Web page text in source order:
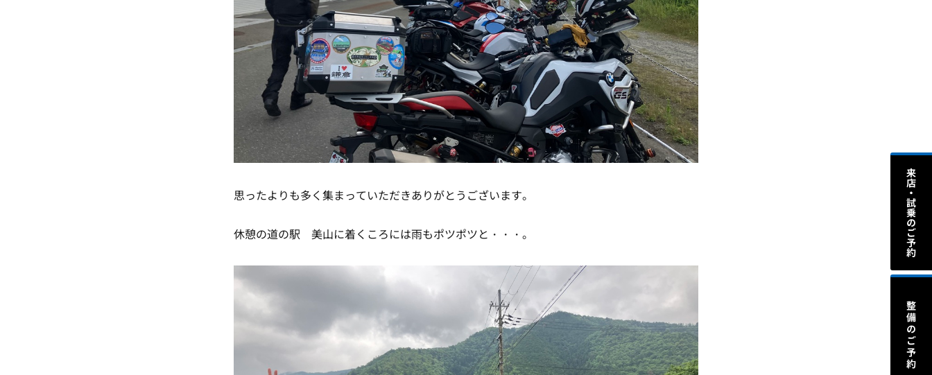
思ったよりも多く集まっていただきありがとうございます。
休憩の道の駅 美山に着くころには雨もポツポツと・・・。